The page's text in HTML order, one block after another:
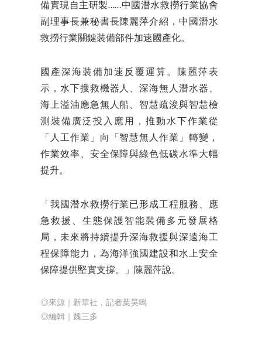
備實現自主研製……中國潛水救撈行業協會
副理事長兼秘書長陳麗萍介紹，中國潛水
救撈行業關鍵裝備部件加速國產化。
國產深海裝備加速反覆運算。陳麗萍表
示，水下搜救機器人、深海無人潛水器、
海上溢油應急無人船、智慧疏浚與智慧檢
測裝備廣泛投入應用，推動水下作業從
「人工作業」向「智慧無人作業」轉變，
作業效率、安全保障與綠色低碳水準大幅
提升。
「我國潛水救撈行業已形成工程服務、應
急救援、生態保護智能裝備多元發展格
局，未來將持續提升深海救援與深遠海工
程保障能力，為海洋強國建設和水上安全
保障提供堅實支撐。」陳麗萍說。
◎來源｜新華社，記者葉昊鳴
◎編輯｜魏三多